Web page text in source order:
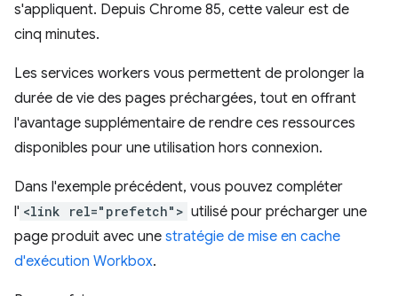
s'appliquent. Depuis Chrome 85, cette valeur est de
cinq minutes.
Les services workers vous permettent de prolonger la
durée de vie des pages préchargées, tout en offrant
l'avantage supplémentaire de rendre ces ressources
disponibles pour une utilisation hors connexion.
Dans l'exemple précédent, vous pouvez compléter
l' <link rel="prefetch"> utilisé pour précharger une
page produit avec une stratégie de mise en cache
d'exécution Workbox.